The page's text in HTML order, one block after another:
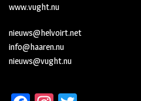
www.vught.nu
nieuws@helvoirt.net
info@haaren.nu
nieuws@vught.nu